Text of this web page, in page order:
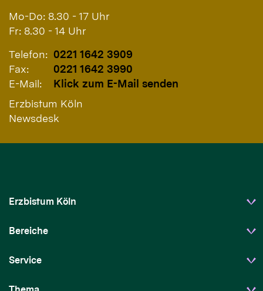
Mo-Do: 8.30 - 17 Uhr
Fr: 8.30 - 14 Uhr
Telefon: 0221 1642 3909
Fax:
0221 1642 3990
E-Mail:
Klick zum E-Mail senden
Erzbistum Köln
Newsdesk
Erzbistum Köln
Bereiche
Service